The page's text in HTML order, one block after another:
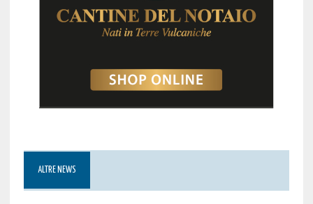
ALTRE NEWS